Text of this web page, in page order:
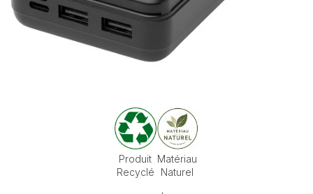
Produit
Recyclé
Matériau
Naturel